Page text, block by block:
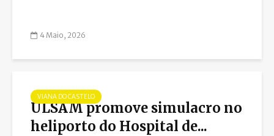
4 Maio, 2026
VIANA DO CASTELO
ULSAM promove simulacro no
heliporto do Hospital de...